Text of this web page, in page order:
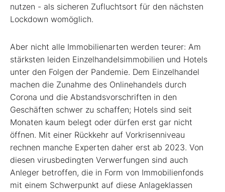
nutzen - als sicheren Zufluchtsort für den nächsten
Lockdown womöglich.
Aber nicht alle Immobilienarten werden teurer: Am
stärksten leiden Einzelhandelsimmobilien und Hotels
unter den Folgen der Pandemie. Dem Einzelhandel
machen die Zunahme des Onlinehandels durch
Corona und die Abstandsvorschriften in den
Geschäften schwer zu schaffen; Hotels sind seit
Monaten kaum belegt oder dürfen erst gar nicht
öffnen. Mit einer Rückkehr auf Vorkrisenniveau
rechnen manche Experten daher erst ab 2023. Von
diesen virusbedingten Verwerfungen sind auch
Anleger betroffen, die in Form von Immobilienfonds
mit einem Schwerpunkt auf diese Anlageklassen